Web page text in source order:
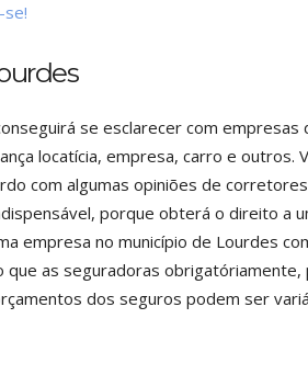
se esclarecer com
locatícia, empresa, carro e
com algumas opiniões de
porque obterá o direito a
empresa no município de Lourdes
as seguradoras
dos seguros podem ser